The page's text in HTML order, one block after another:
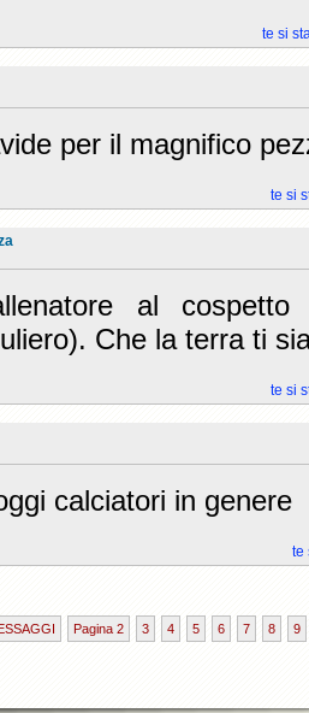
te si
per il magnifico
te si
al
Che la terra ti
te si
calciatori in genere
te
Pagina 2 3 4 5 6 7 8 9